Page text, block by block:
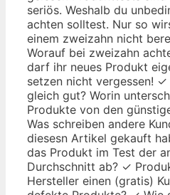
seriös. Weshalb du
achten solltest. Nur so
einem zweizahn nicht
Worauf bei zweizahn
darf ihr neues Produkt
setzen nicht vergessen!
gleich gut? Worin
Produkte von den
Was schreiben andere
diesesn Artikel gekauft
das Produkt im Test der
Durchschnitt ab? ✓
Hersteller einen (gratis)